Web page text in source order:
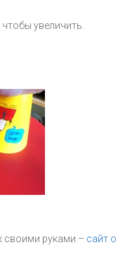
увеличить.
своими руками – сайт о